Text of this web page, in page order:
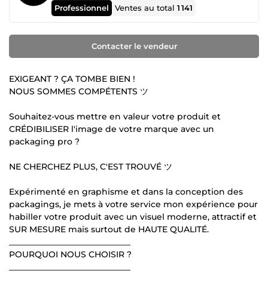
Professionnel Ventes au total1 141
Contacter le vendeur
EXIGEANT ? ÇA TOMBE BIEN !
NOUS SOMMES COMPÉTENTS ツ
Souhaitez-vous mettre en valeur votre produit et
CRÉDIBILISER l'image de votre marque avec un
packaging pro ?
NE CHERCHEZ PLUS, C'EST TROUVÉ ツ
Expérimenté en graphisme et dans la conception des
packagings, je mets à votre service mon expérience pour
habiller votre produit avec un visuel moderne, attractif et
SUR MESURE mais surtout de HAUTE QUALITÉ.
POURQUOI NOUS CHOISIR ?